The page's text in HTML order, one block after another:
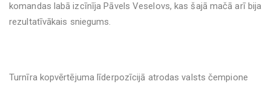
komandas labā izcīnīja Pāvels Veselovs, kas šajā mačā arī bija
rezultatīvākais sniegums.
Turnīra kopvērtējuma līderpozīcijā atrodas valsts čempione